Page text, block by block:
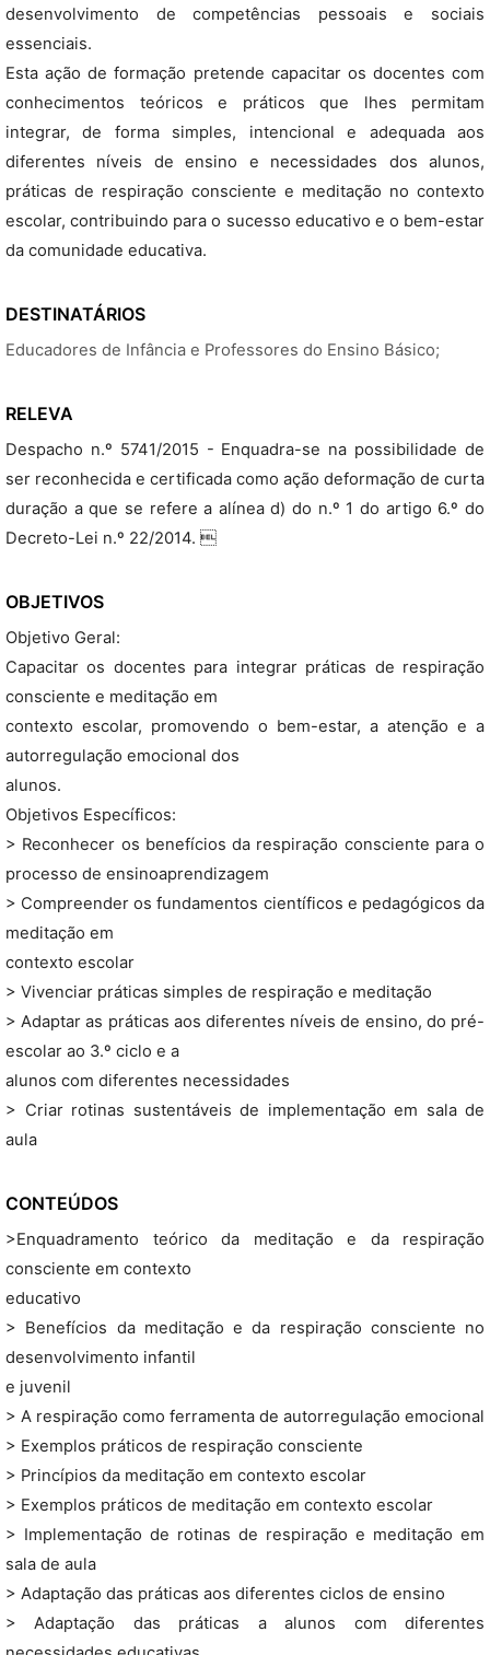
desenvolvimento de competências pessoais e sociais
essenciais.
Esta ação de formação pretende capacitar os docentes com
conhecimentos teóricos e práticos que lhes permitam
integrar, de forma simples, intencional e adequada aos
diferentes níveis de ensino e necessidades dos alunos,
práticas de respiração consciente e meditação no contexto
escolar, contribuindo para o sucesso educativo e o bem-estar
da comunidade educativa.
DESTINATÁRIOS
Educadores de Infância e Professores do Ensino Básico;
RELEVA
Despacho n.º 5741/2015 - Enquadra-se na possibilidade de
ser reconhecida e certificada como ação deformação de curta
duração a que se refere a alínea d) do n.º 1 do artigo 6.º do
Decreto-Lei n.º 22/2014. 
OBJETIVOS
Objetivo Geral:
Capacitar os docentes para integrar práticas de respiração
consciente e meditação em
contexto escolar, promovendo o bem-estar, a atenção e a
autorregulação emocional dos
alunos.
Objetivos Específicos:
> Reconhecer os benefícios da respiração consciente para o
processo de ensinoaprendizagem
> Compreender os fundamentos científicos e pedagógicos da
meditação em
contexto escolar
> Vivenciar práticas simples de respiração e meditação
> Adaptar as práticas aos diferentes níveis de ensino, do pré-
escolar ao 3.º ciclo e a
alunos com diferentes necessidades
> Criar rotinas sustentáveis de implementação em sala de
aula
CONTEÚDOS
>Enquadramento teórico da meditação e da respiração
consciente em contexto
educativo
> Benefícios da meditação e da respiração consciente no
desenvolvimento infantil
e juvenil
> A respiração como ferramenta de autorregulação emocional
> Exemplos práticos de respiração consciente
> Princípios da meditação em contexto escolar
> Exemplos práticos de meditação em contexto escolar
> Implementação de rotinas de respiração e meditação em
sala de aula
> Adaptação das práticas aos diferentes ciclos de ensino
> Adaptação das práticas a alunos com diferentes